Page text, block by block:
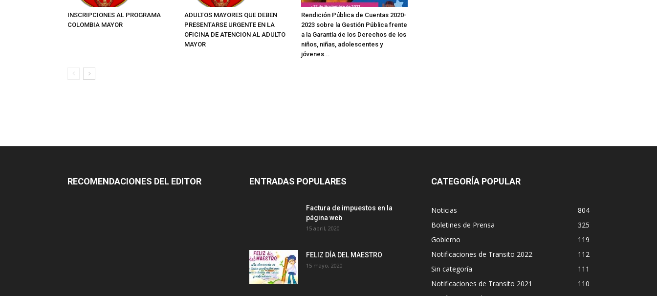
INSCRIPCIONES AL PROGRAMA
COLOMBIA MAYOR
ADULTOS MAYORES QUE DEBEN
PRESENTARSE URGENTE EN LA
OFICINA DE ATENCION AL ADULTO
MAYOR
Rendición Pública de Cuentas 2020-
2023 sobre la Gestión Pública frente
a la Garantía de los Derechos de los
niños, niñas, adolescentes y
jóvenes...
RECOMENDACIONES DEL EDITOR ENTRADAS POPULARES
Factura de impuestos en la
página web
15 abril, 2020
FELIZ DÍA DEL MAESTRO
15 mayo, 2020
CATEGORÍA POPULAR
Noticias
804
Boletines de Prensa
325
Gobierno
119
Notificaciones de Transito 2022
112
Sin categoría
111
Notificaciones de Transito 2021
110